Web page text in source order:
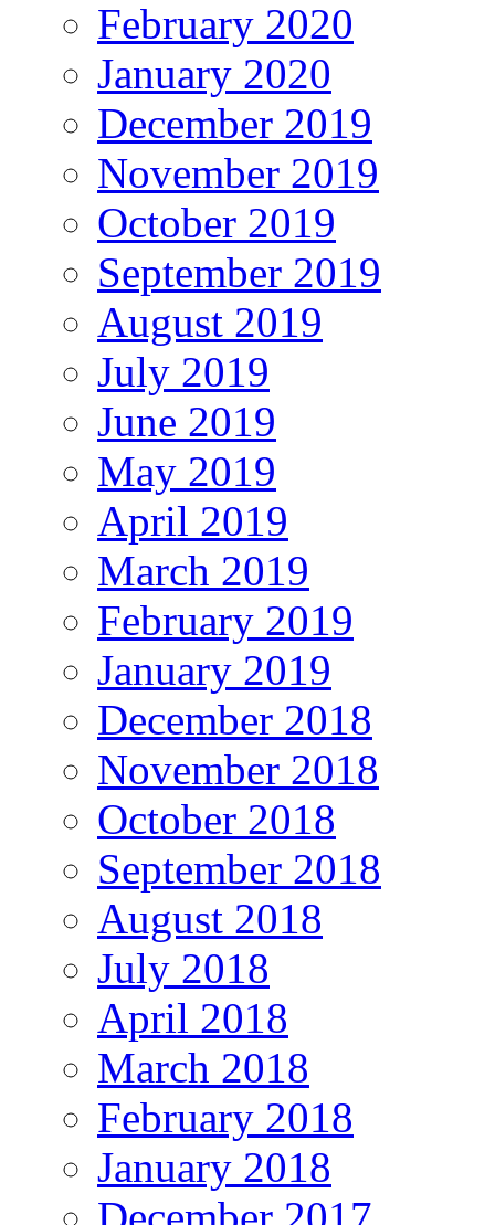
February 2020
January 2020
December 2019
November 2019
October 2019
September 2019
August 2019
July 2019
June 2019
May 2019
April 2019
March 2019
February 2019
January 2019
December 2018
November 2018
October 2018
September 2018
August 2018
July 2018
April 2018
March 2018
February 2018
January 2018